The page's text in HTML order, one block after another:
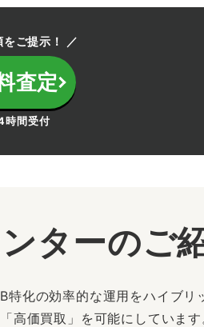
ご提示！ ／
査定
時間受付
ターのご
化の効率的な運用をハイブリ
高価買取」を可能にしています